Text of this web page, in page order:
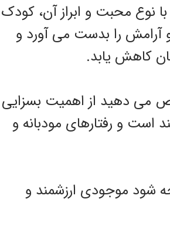
با نوع محبت و ابراز آن، کودک
آرامش را بدست می آورد و
کاهش یابد.
می دهید از اهمیت بسزایی
است و رفتارهای مودبانه و
شود موجودی ارزشمند و